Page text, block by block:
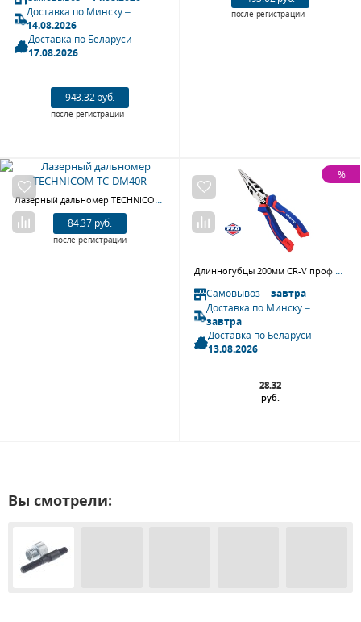
Доставка по Минску –
14.08.2026
Доставка по Беларуси –
17.08.2026
943.32 руб.
после регистрации
после регистрации
84.37 руб.
после регистрации
%
Самовывоз –завтра
Доставка по Минску –
завтра
Доставка по Беларуси –
13.08.2026
28.32
руб.
Вы смотрели: